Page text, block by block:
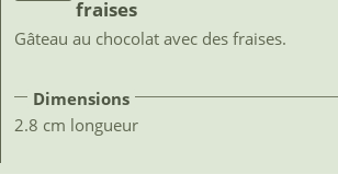
fraises
Gâteau au chocolat avec des fraises.
Dimensions
2.8 cm longueur